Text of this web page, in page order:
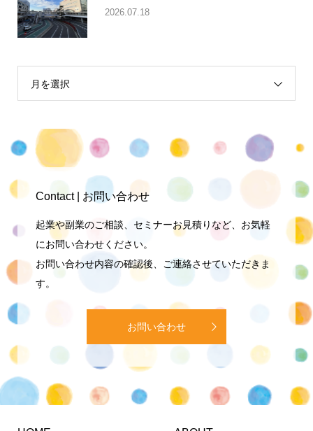
2026.07.18
月を選択
Contact | お問い合わせ
起業や副業のご相談、セミナーお見積りなど、お気軽
にお問い合わせください。
お問い合わせ内容の確認後、ご連絡させていただきま
す。
お問い合わせ